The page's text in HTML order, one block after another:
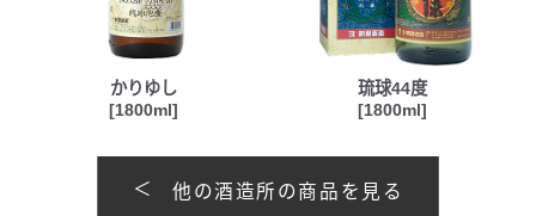
かりゆし
[1800ml]
琉球44度
[1800ml]
他の酒造所の商品を見る